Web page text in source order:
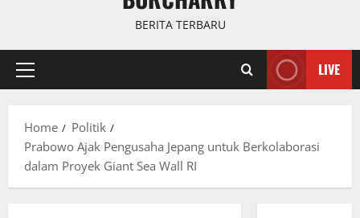
BERITA TERBARU
Primary
LIVE
Home
Politik
Prabowo Ajak Pengusaha Jepang untuk Berkolaborasi
dalam Proyek Giant Sea Wall RI